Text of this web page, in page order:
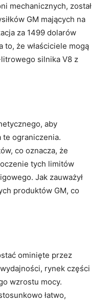
mechanicznych, został
GM mających na
za 1499 dolarów
to, że właściciele mogą
silnika V8 z
aby
te ograniczenia.
co oznacza, że
tych limitów
Jak zauważył
produktów GM, co
ominięte przez
rynek części
wzrostu mocy.
łatwo,